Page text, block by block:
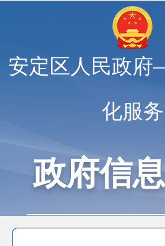
安定区人民政
化服务
政府信